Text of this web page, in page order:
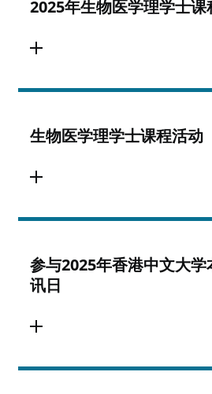
2025年生物医学理学士课
生物医学理学士课程活动
参与2025年香港中文大学
讯日